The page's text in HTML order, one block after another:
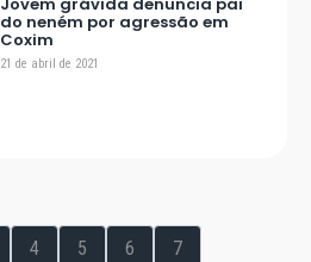
do neném por agressão em
Coxim
21 de abril de 2021
4 5 6 7